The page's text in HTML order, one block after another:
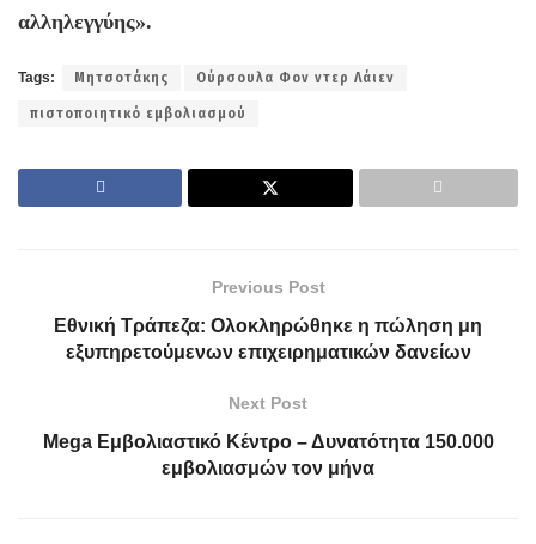
αλληλεγγύης».
Tags: Μητσοτάκης Ούρσουλα Φον ντερ Λάιεν
πιστοποιητικό εμβολιασμού
Previous Post
Εθνική Τράπεζα: Ολοκληρώθηκε η πώληση μη
εξυπηρετούμενων επιχειρηματικών δανείων
Next Post
Mega Εμβολιαστικό Κέντρο – Δυνατότητα 150.000
εμβολιασμών τον μήνα